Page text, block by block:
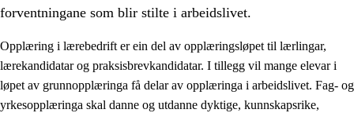
forventningane som blir stilte i arbeidslivet.
Opplæring i lærebedrift er ein del av opplæringsløpet til lærlingar,
lærekandidatar og praksisbrevkandidatar. I tillegg vil mange elevar i
løpet av grunnopplæringa få delar av opplæringa i arbeidslivet. Fag- og
yrkesopplæringa skal danne og utdanne dyktige, kunnskapsrike,